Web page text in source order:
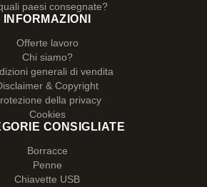
paesi consegnate?
INFORMAZIONI
Offerte lavoro
Chi siamo?
generali di vendita
& Copyright
della privacy
Cookies
CONSIGLIATE
Borracce
Penne
Chiavette USB